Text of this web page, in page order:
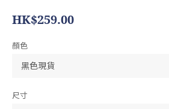
HK$259.00
顏色
尺寸